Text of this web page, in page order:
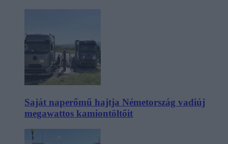
Saját naperőmű hajtja Németország vadiúj
megawattos kamiontöltőit